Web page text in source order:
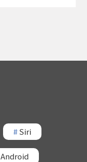
#Siri
Android